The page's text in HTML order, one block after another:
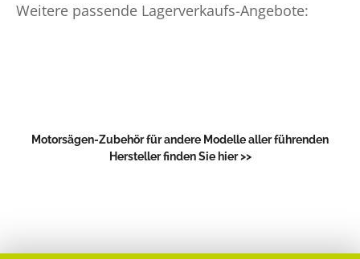
Weitere passende Lagerverkaufs-Angebote:
Motorsägen-Zubehör für andere Modelle aller führenden
Hersteller finden Sie hier >>